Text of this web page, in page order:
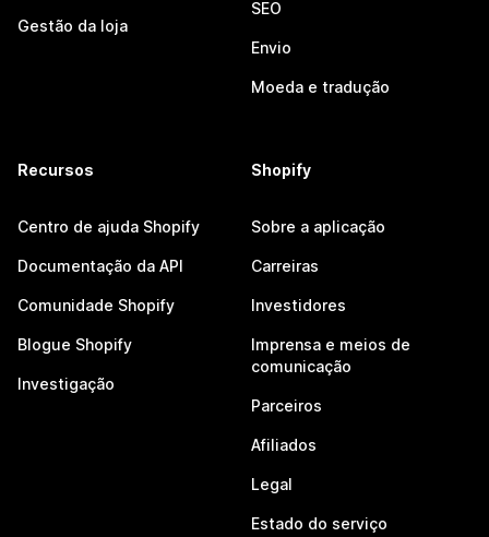
Gestão da loja
SEO
Envio
Moeda e tradução
Recursos
Centro de ajuda Shopify
Documentação da API
Comunidade Shopify
Blogue Shopify
Investigação
Shopify
Sobre a aplicação
Carreiras
Investidores
Imprensa e meios de
comunicação
Parceiros
Afiliados
Legal
Estado do serviço